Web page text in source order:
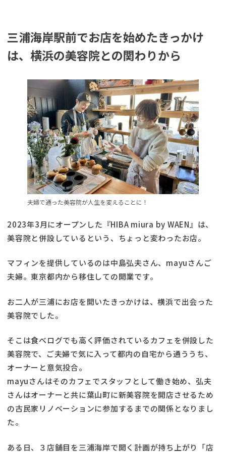
三浦海岸駅前でお店を始めたきっかけ
は、横浜の美容院との関わりから
夫婦で通った美容院が人生を変えることに！
2023年3月にオープンした『HIBA miura by WAEN』は、
美容院と併設しているという、ちょっと変わったお店。
マフィンを提供しているのは中島弘夫さん、mayuさんご
夫婦。東京都内から移住しての開業です。
お二人が三浦にお店を開いたきっかけは、横浜で出会った
美容院でした。
そこは食べログでも高く評価されているカフェを併設した
美容院で、ご夫婦で気に入って都内の自宅から通ううち、
オーナーと意気投合。
mayuさんはそのカフェでスタッフとして働き始め、弘夫
さんはオーナーと共に葉山町に新美容院を開店させるため
の古民家リノベーションに参加するまでの関係となりまし
た。
ある日、３店舗目を三浦海岸で開く計画が持ち上がり「店